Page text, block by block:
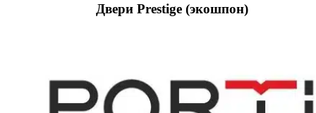
Двери Prestige (экошпон)